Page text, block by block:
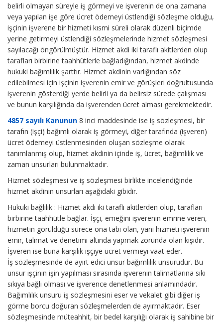
belirli olmayan süreyle iş görmeyi ve işverenin de ona zamana
veya yapılan işe göre ücret ödemeyi üstlendiği sözleşme olduğu,
işçinin işverene bir hizmeti kısmi süreli olarak düzenli biçimde
yerine getirmeyi üstlendiği sözleşmelerinde hizmet sözleşmesi
sayılacağı öngörülmüştür. Hizmet akdi iki taraflı akitlerden olup
tarafları birbirine taahhütlerle bağladığından, hizmet akdinde
hukuki bağımlılık şarttır. Hizmet akdinin varlığından söz
edilebilmesi için işçinin işverenin emir ve görüşleri doğrultusunda
işverenin gösterdiği yerde belirli ya da belirsiz sürede çalışması
ve bunun karşılığında da işverenden ücret alması gerekmektedir.
4857 sayılı Kanunun 8 inci maddesinde ise iş sözleşmesi, bir
tarafın (işçi) bağımlı olarak iş görmeyi, diğer tarafında (işveren)
ücret ödemeyi üstlenmesinden oluşan sözleşme olarak
tanımlanmış olup, hizmet akdinin içinde iş, ücret, bağımlılık ve
zaman unsurları bulunmaktadır.
Hizmet sözleşmesi ve iş sözleşmesi birlikte incelendiğinde
hizmet akdinin unsurları aşağıdaki gibidir.
Hukuki bağlılık : Hizmet akdi iki taraflı akitlerden olup, tarafları
birbirine taahhütle bağlar. İşçi, emeğini işverenin emrine veren,
hizmetin görüldüğü sürece ona tabi olan, yani hizmeti işverenin
emir, talimat ve denetimi altında yapmak zorunda olan kişidir.
İşveren ise buna karşılık işçiye ücret vermeyi vaat eder.
İş sözleşmesinde de ayırt edici unsur bağımlılık unsurudur. Bu
unsur işçinin işin yapılması sırasında işverenin talimatlarına sıkı
sıkıya bağlı olması ve işverence denetlenmesi anlamındadır.
Bağımlılık unsuru iş sözleşmesini eser ve vekalet gibi diğer iş
görme borcu doğuran sözleşmelerden de ayırmaktadır. Eser
sözleşmesinde müteahhit, bir bedel karşılığı olarak iş sahibine bir